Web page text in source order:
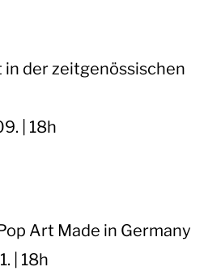
der zeitgenössischen
| 18h
Art Made in Germany
| 18h